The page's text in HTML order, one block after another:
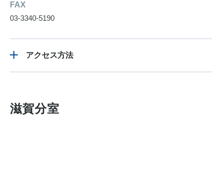
FAX
03-3340-5190
アクセス方法
滋賀分室